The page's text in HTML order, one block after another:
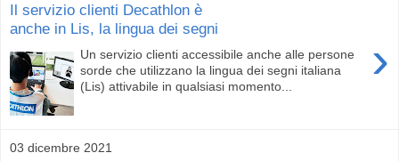
Il servizio clienti Decathlon è
anche in Lis, la lingua dei segni
›
Un servizio clienti accessibile anche alle persone
sorde che utilizzano la lingua dei segni italiana
(Lis) attivabile in qualsiasi momento...
03 dicembre 2021